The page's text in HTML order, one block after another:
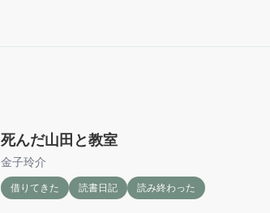
死んだ山田と教室
金子玲介
借りてきた 読書日記 読み終わった